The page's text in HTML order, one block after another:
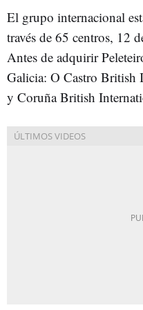
El grupo internacional
través de 65 centros, 12
Antes de adquirir
Galicia: O Castro British
y Coruña British